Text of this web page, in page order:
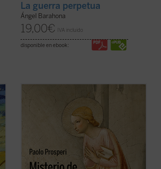
La guerra perpetua
Ángel Barahona
19,00€ IVA incluido
disponible en ebook:
Paolo Prosperi no pretende en este
ensayo ofrecer un comentario exhaustivo
Misteriosde Péguy, sino que se
fija un objetivo más circunscrito, pero no
menos difícil: intentar comprender las
razones que llevan al autor de este ...
ficha)